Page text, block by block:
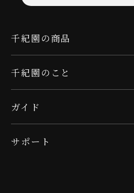
千紀園の商品
千紀園のこと
ガイド
サポート